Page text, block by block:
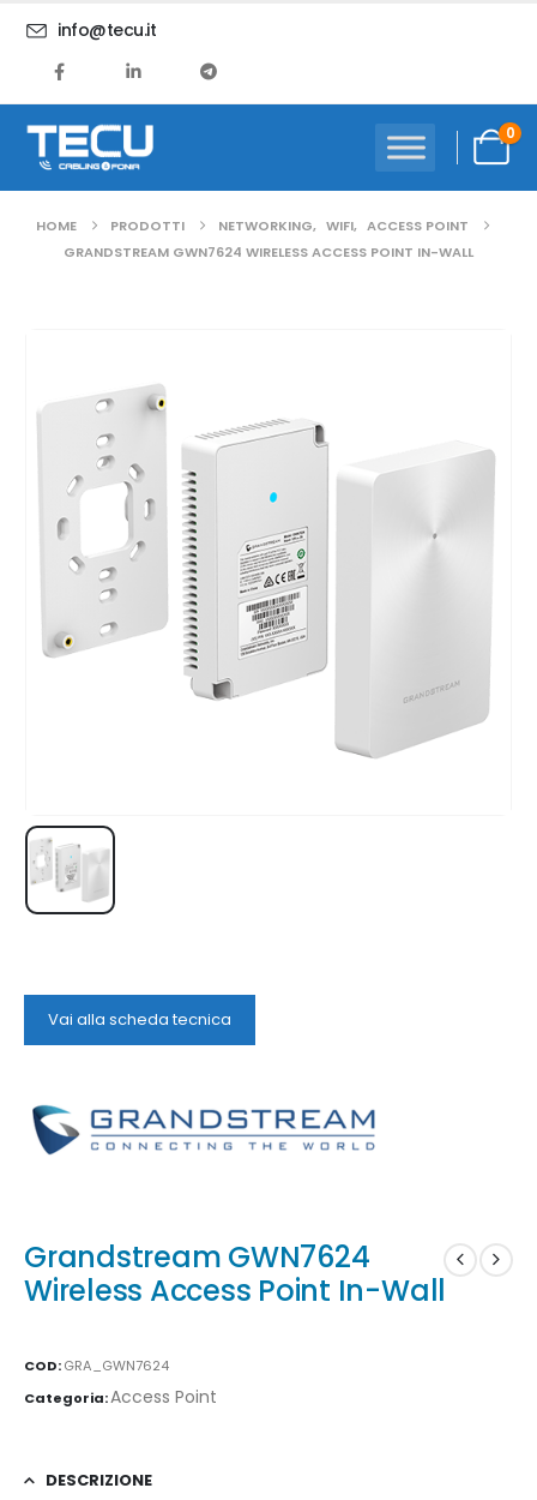
info@tecu.it
0
HOME PRODOTTI NETWORKING, WIFI, ACCESS POINT
GRANDSTREAM GWN7624 WIRELESS ACCESS POINT IN-WALL
Vai alla scheda tecnica
Grandstream GWN7624
Wireless Access Point In-Wall
COD:GRA_GWN7624
Categoria:Access Point
DESCRIZIONE